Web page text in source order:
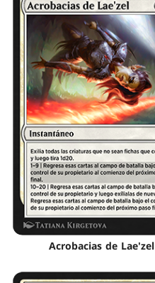
Acrobacias de Lae'zel